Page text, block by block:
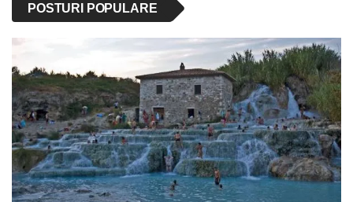
POSTURI POPULARE